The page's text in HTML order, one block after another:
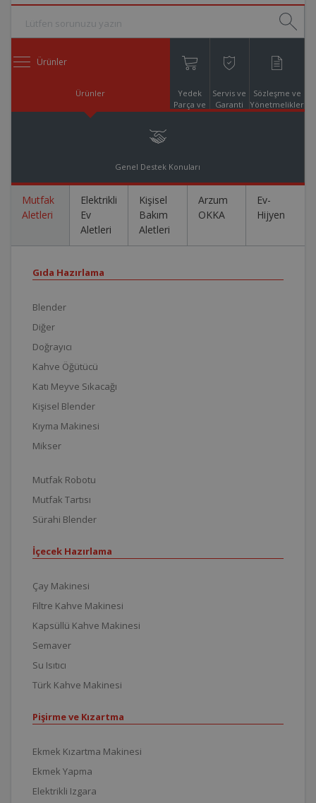
Ürünler
Ürünler
Yedek
Parça ve
Servis ve
Garanti
Sözleşme ve
Yönetmelikler
Genel Destek Konuları
Mutfak
Aletleri
Elektrikli
Ev
Aletleri
Kişisel
Bakım
Aletleri
Arzum
OKKA
Ev-
Hijyen
Gıda Hazırlama
Blender
Diğer
Doğrayıcı
Kahve Öğütücü
Katı Meyve Sıkacağı
Kişisel Blender
Kıyma Makinesi
Mikser
Mutfak Robotu
Mutfak Tartısı
Sürahi Blender
İçecek Hazırlama
Çay Makinesi
Filtre Kahve Makinesi
Kapsüllü Kahve Makinesi
Semaver
Su Isıtıcı
Türk Kahve Makinesi
Pişirme ve Kızartma
Ekmek Kızartma Makinesi
Ekmek Yapma
Elektrikli Izgara